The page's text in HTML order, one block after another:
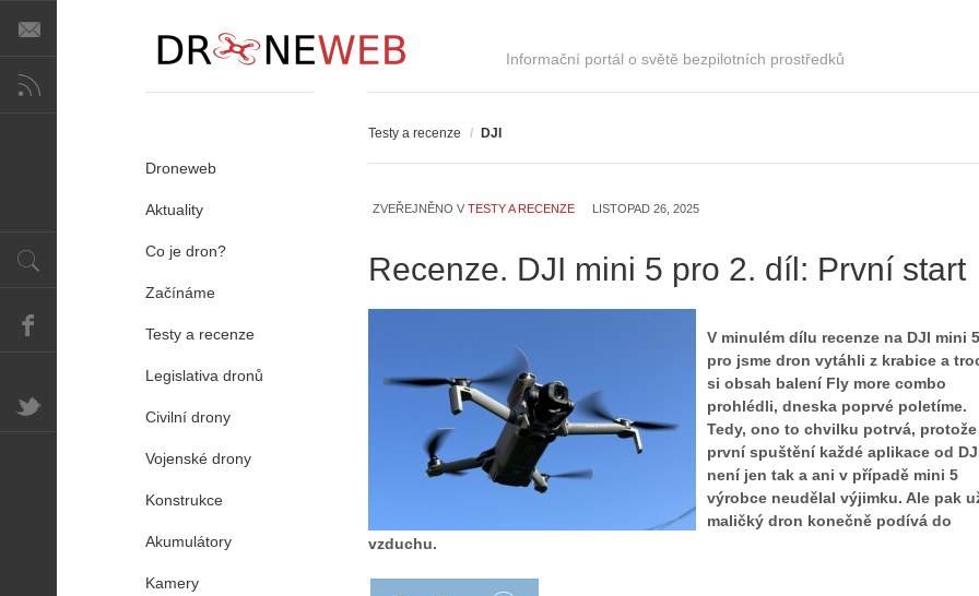
Informační portál o světě bezpilotních prostředků
Testy a recenze / DJI
ZVEŘEJNĚNO V TESTY A RECENZE LISTOPAD 26, 2025
Recenze. DJI mini 5 pro 2. díl: První start
V minulém dílu recenze na DJI mini 5
pro jsme dron vytáhli z krabice a
si obsah balení Fly more combo
prohlédli, dneska poprvé poletíme.
Tedy, ono to chvilku potrvá, protože
první spuštění každé aplikace od
není jen tak a ani v případě mini 5
výrobce neudělal výjimku. Ale pak
maličký dron konečně podívá do
vzduchu.
Droneweb
Aktuality
Co je dron?
Začínáme
Testy a recenze
Legislativa dronů
Civilní drony
Vojenské drony
Konstrukce
Akumulátory
Kamery